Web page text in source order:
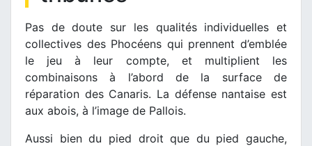
Pas de doute sur les qualités individuelles et
collectives des Phocéens qui prennent d’emblée
le jeu à leur compte, et multiplient les
combinaisons à l’abord de la surface de
réparation des Canaris. La défense nantaise est
aux abois, à l’image de Pallois.
Aussi bien du pied droit que du pied gauche,